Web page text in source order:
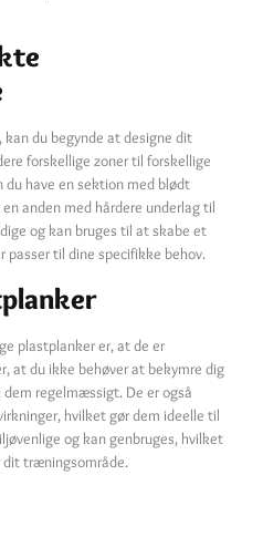
du begynde at designe dit
forskellige zoner til forskellige
have en sektion med blødt
anden med hårdere underlag til
og kan bruges til at skabe et
til dine specifikke behov.
plastplanker er, at de er
at du ikke behøver at bekymre dig
regelmæssigt. De er også
hvilket gør dem ideelle til
og kan genbruges, hvilket
træningsområde.